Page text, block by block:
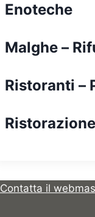
Enoteche
Malghe –
Ristoranti –
Contatta il